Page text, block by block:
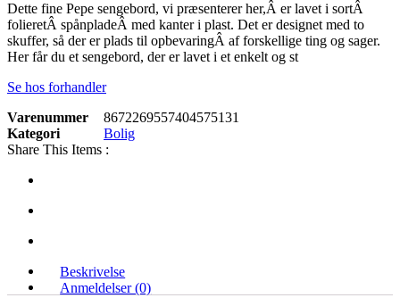
pris
var:
499.00 kr..
pris
er:
449.10 kr..
Dette fine Pepe sengebord, vi præsenterer her,Â er lavet i sortÂ
folieretÂ spånpladeÂ med kanter i plast. Det er designet med to
skuffer, så der er plads til opbevaringÂ af forskellige ting og sager.
Her får du et sengebord, der er lavet i et enkelt og st
Se hos forhandler
Varenummer
8672269557404575131
Kategori
Bolig
Share This Items :
Beskrivelse
Anmeldelser (0)